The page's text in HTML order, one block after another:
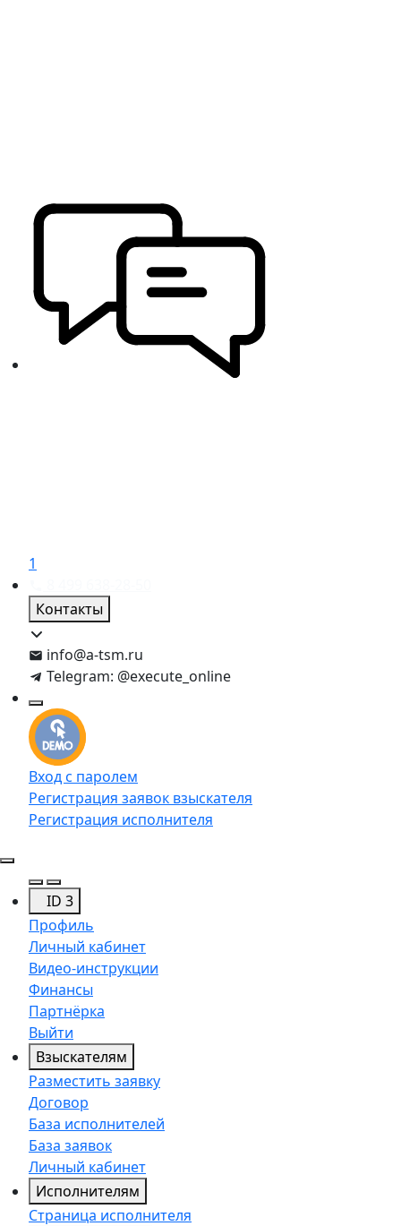
1
Контакты
info@a-tsm.ru
Telegram: @execute_online
Вход с паролем
Регистрация заявок взыскателя
Регистрация исполнителя
ID 3
Профиль
Личный кабинет
Видео-инструкции
Финансы
Партнёрка
Выйти
Взыскателям
Разместить заявку
Договор
База исполнителей
База заявок
Личный кабинет
Исполнителям
Страница исполнителя